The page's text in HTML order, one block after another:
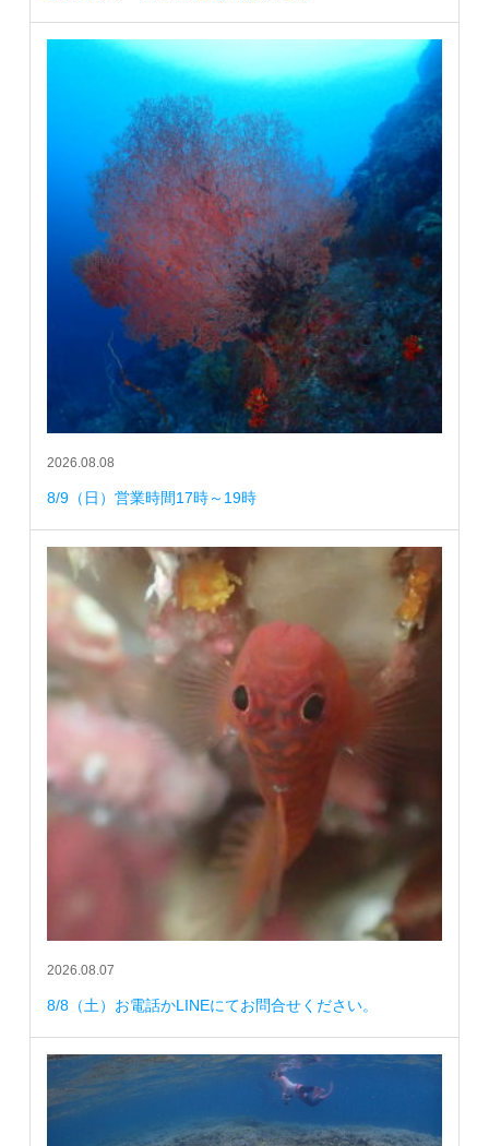
2026.08.08
8/9（日）営業時間17時～19時
2026.08.07
8/8（土）お電話かLINEにてお問合せください。